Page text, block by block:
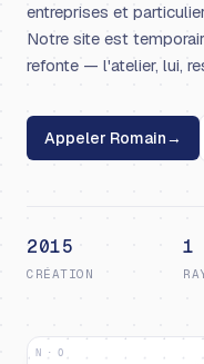
entreprises et
Notre site est
refonte — l'atelier, lui,
Appeler Romain→
2015
CRÉATION
1
N · O